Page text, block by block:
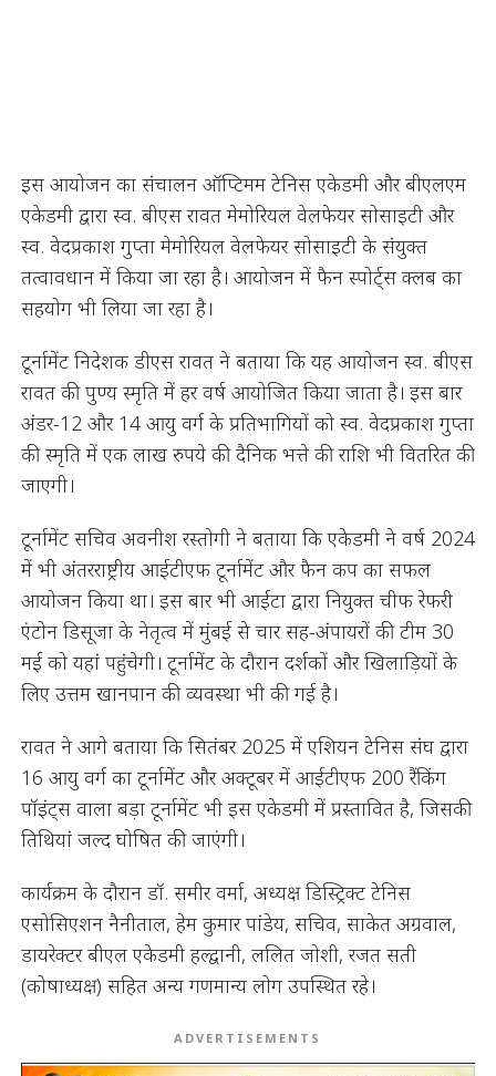
इस आयोजन का संचालन ऑप्टिमम टेनिस एकेडमी और बीएलएम
एकेडमी द्वारा स्व. बीएस रावत मेमोरियल वेलफेयर सोसाइटी और
स्व. वेदप्रकाश गुप्ता मेमोरियल वेलफेयर सोसाइटी के संयुक्त
तत्वावधान में किया जा रहा है। आयोजन में फैन स्पोर्ट्स क्लब का
सहयोग भी लिया जा रहा है।
टूर्नामेंट निदेशक डीएस रावत ने बताया कि यह आयोजन स्व. बीएस
रावत की पुण्य स्मृति में हर वर्ष आयोजित किया जाता है। इस बार
अंडर-12 और 14 आयु वर्ग के प्रतिभागियों को स्व. वेदप्रकाश गुप्ता
की स्मृति में एक लाख रुपये की दैनिक भत्ते की राशि भी वितरित की
जाएगी।
टूर्नामेंट सचिव अवनीश रस्तोगी ने बताया कि एकेडमी ने वर्ष 2024
में भी अंतरराष्ट्रीय आईटीएफ टूर्नामेंट और फैन कप का सफल
आयोजन किया था। इस बार भी आईटा द्वारा नियुक्त चीफ रेफरी
एंटोन डिसूजा के नेतृत्व में मुंबई से चार सह-अंपायरों की टीम 30
मई को यहां पहुंचेगी। टूर्नामेंट के दौरान दर्शकों और खिलाड़ियों के
लिए उत्तम खानपान की व्यवस्था भी की गई है।
रावत ने आगे बताया कि सितंबर 2025 में एशियन टेनिस संघ द्वारा
16 आयु वर्ग का टूर्नामेंट और अक्टूबर में आईटीएफ 200 रैंकिंग
पॉइंट्स वाला बड़ा टूर्नामेंट भी इस एकेडमी में प्रस्तावित है, जिसकी
तिथियां जल्द घोषित की जाएंगी।
कार्यक्रम के दौरान डॉ. समीर वर्मा, अध्यक्ष डिस्ट्रिक्ट टेनिस
एसोसिएशन नैनीताल, हेम कुमार पांडेय, सचिव, साकेत अग्रवाल,
डायरेक्टर बीएल एकेडमी हल्द्वानी, ललित जोशी, रजत सती
(कोषाध्यक्ष) सहित अन्य गणमान्य लोग उपस्थित रहे।
ADVERTISEMENTS